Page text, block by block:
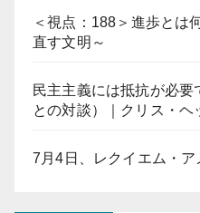
＜視点：188＞進歩とは
直す文明～
民主主義には抵抗が必要
との対談）｜クリス・ヘ
7月4日、レクイエム・ア